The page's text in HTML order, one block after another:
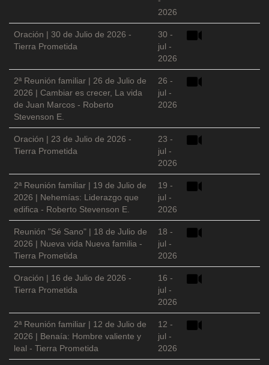
2026
Oración | 30 de Julio de 2026 -
Tierra Prometida
30 -
jul -
2026
2ª Reunión familiar | 26 de Julio de
2026 | Cambiar es crecer, La vida
de Juan Marcos - Roberto
Stevenson E.
26 -
jul -
2026
Oración | 23 de Julio de 2026 -
Tierra Prometida
23 -
jul -
2026
2ª Reunión familiar | 19 de Julio de
2026 | Nehemías: Liderazgo que
edifica - Roberto Stevenson E.
19 -
jul -
2026
Reunión "Sé Sano" | 18 de Julio de
2026 | Nueva vida Nueva familia -
Tierra Prometida
18 -
jul -
2026
Oración | 16 de Julio de 2026 -
Tierra Prometida
16 -
jul -
2026
2ª Reunión familiar | 12 de Julio de
2026 | Benaía: Hombre valiente y
leal - Tierra Prometida
12 -
jul -
2026